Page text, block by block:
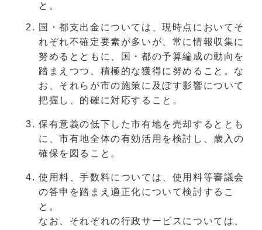
と。
国・都支出金については、現時点においてそ
れぞれ不確定要素が多いが、常に情報収集に
努めるとともに、国・都の予算編成の動向を
踏まえつつ、積極的な獲得に努めること。な
お、それらが市の施策に及ぼす影響について
把握し、的確に対応すること。
保有意義の低下した市有地を売却するととも
に、市有地全体の有効活用を検討し、歳入の
確保を図ること。
使用料、手数料については、使用料等審議会
の答申を踏まえ適正化について検討するこ
と。
なお、それぞれの行政サービスについては、